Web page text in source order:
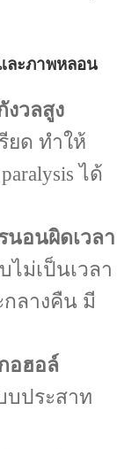
ละภาพหลอน
งวลสูง
ยด ทำให้
ได้
นอนผิดเวลา
ม่เป็นเวลา
ลางคืน มี
อฮอล์
บประสาท